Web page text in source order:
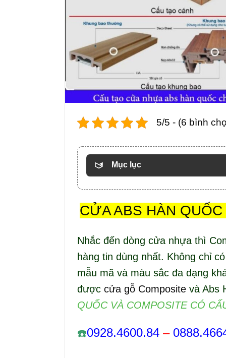
5/5 - (6 bình
Mục lục
CỬA ABS HÀN QUỐC
Nhắc đến dòng cửa nhựa thì
hàng tin dùng nhất. Không chỉ
mẫu mã và màu sắc đa dạng
được cửa gỗ Compositevà Abs
QUỐCVÀ COMPOSITE CÓ
☎️0928.4600.84–